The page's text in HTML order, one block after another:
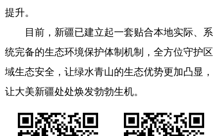
提升。
目前，新疆已建立起一套贴合本地实际、系
统完备的生态环境保护体制机制，全方位守护区
域生态安全，让绿水青山的生态优势更加凸显，
让大美新疆处处焕发勃勃生机。